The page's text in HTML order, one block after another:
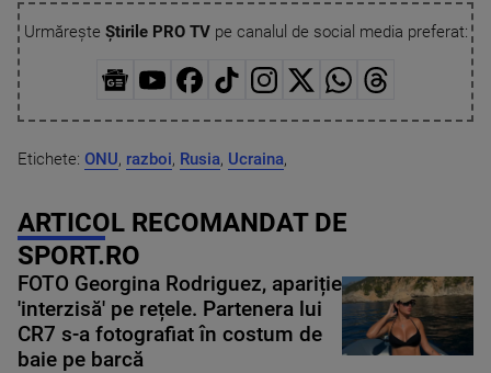
Urmărește Știrile PRO TVpe canalul de social media preferat:
Etichete: ONU, razboi, Rusia, Ucraina,
ARTICOL RECOMANDAT DE
SPORT.RO
FOTO Georgina Rodriguez, apariție
'interzisă' pe rețele. Partenera lui
CR7 s-a fotografiat în costum de
baie pe barcă